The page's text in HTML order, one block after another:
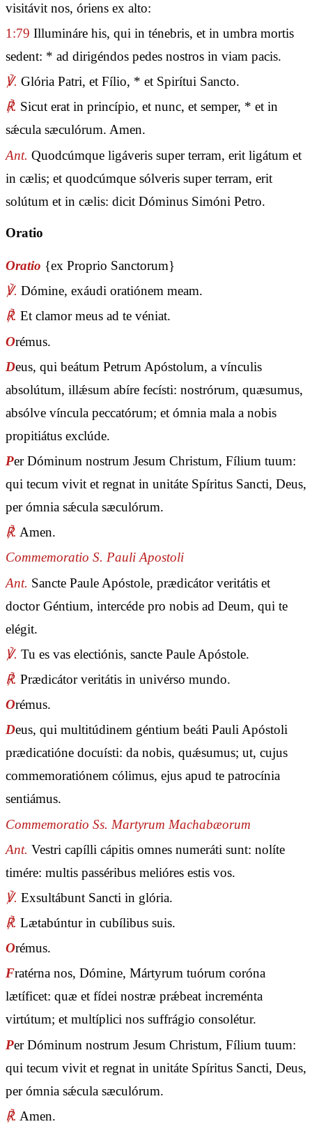
visitávit nos, óriens ex alto:
1:79 Illumináre his, qui in ténebris, et in umbra mortis
sedent: * ad dirigéndos pedes nostros in viam pacis.
℣. Glória Patri, et Fílio, * et Spirítui Sancto.
℟. Sicut erat in princípio, et nunc, et semper, * et in
sǽcula sæculórum. Amen.
Ant. Quodcúmque ligáveris super terram, erit ligátum et
in cælis; et quodcúmque sólveris super terram, erit
solútum et in cælis: dicit Dóminus Simóni Petro.
Oratio
Oratio {ex Proprio Sanctorum}
℣. Dómine, exáudi oratiónem meam.
℟. Et clamor meus ad te véniat.
Orémus.
Deus, qui beátum Petrum Apóstolum, a vínculis
absolútum, illǽsum abíre fecísti: nostrórum, quæsumus,
absólve víncula peccatórum; et ómnia mala a nobis
propitiátus exclúde.
Per Dóminum nostrum Jesum Christum, Fílium tuum:
qui tecum vivit et regnat in unitáte Spíritus Sancti, Deus,
per ómnia sǽcula sæculórum.
℟. Amen.
Commemoratio S. Pauli Apostoli
Ant. Sancte Paule Apóstole, prædicátor veritátis et
doctor Géntium, intercéde pro nobis ad Deum, qui te
elégit.
℣. Tu es vas electiónis, sancte Paule Apóstole.
℟. Prædicátor veritátis in univérso mundo.
Orémus.
Deus, qui multitúdinem géntium beáti Pauli Apóstoli
prædicatióne docuísti: da nobis, quǽsumus; ut, cujus
commemoratiónem cólimus, ejus apud te patrocínia
sentiámus.
Commemoratio Ss. Martyrum Machabæorum
Ant. Vestri capílli cápitis omnes numeráti sunt: nolíte
timére: multis passéribus melióres estis vos.
℣. Exsultábunt Sancti in glória.
℟. Lætabúntur in cubílibus suis.
Orémus.
Fratérna nos, Dómine, Mártyrum tuórum coróna
lætíficet: quæ et fídei nostræ prǽbeat increménta
virtútum; et multíplici nos suffrágio consolétur.
Per Dóminum nostrum Jesum Christum, Fílium tuum:
qui tecum vivit et regnat in unitáte Spíritus Sancti, Deus,
per ómnia sǽcula sæculórum.
℟. Amen.